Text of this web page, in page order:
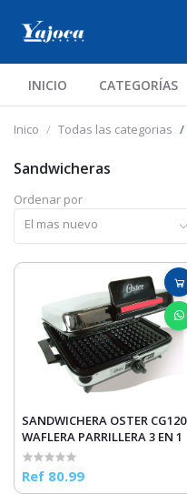
INICIO CATEGORÍAS
Inico Todas las categorias
Sandwicheras
Ordenar por
El mas nuevo
SANDWICHERA OSTER CG120
WAFLERA PARRILLERA 3 EN 1
Ref 80.99